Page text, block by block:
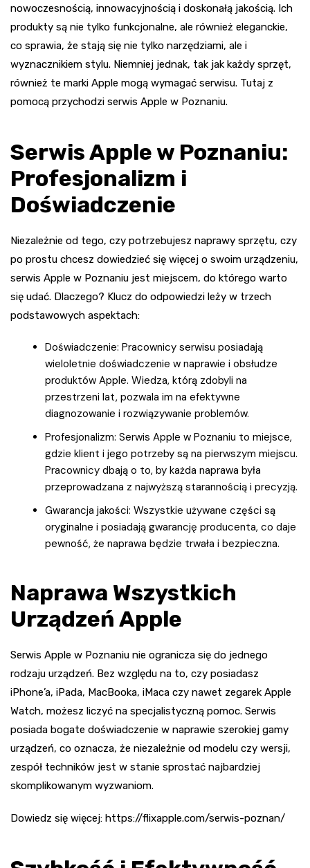
nowoczesnością, innowacyjnością i doskonałą jakością. Ich
produkty są nie tylko funkcjonalne, ale również eleganckie,
co sprawia, że stają się nie tylko narzędziami, ale i
wyznacznikiem stylu. Niemniej jednak, tak jak każdy sprzęt,
również te marki Apple mogą wymagać serwisu. Tutaj z
pomocą przychodzi serwis Apple w Poznaniu.
Serwis Apple w Poznaniu:
Profesjonalizm i
Doświadczenie
Niezależnie od tego, czy potrzebujesz naprawy sprzętu, czy
po prostu chcesz dowiedzieć się więcej o swoim urządzeniu,
serwis Apple w Poznaniu jest miejscem, do którego warto
się udać. Dlaczego? Klucz do odpowiedzi leży w trzech
podstawowych aspektach:
Doświadczenie: Pracownicy serwisu posiadają
wieloletnie doświadczenie w naprawie i obsłudze
produktów Apple. Wiedza, którą zdobyli na
przestrzeni lat, pozwala im na efektywne
diagnozowanie i rozwiązywanie problemów.
Profesjonalizm: Serwis Apple w Poznaniu to miejsce,
gdzie klient i jego potrzeby są na pierwszym miejscu.
Pracownicy dbają o to, by każda naprawa była
przeprowadzana z najwyższą starannością i precyzją.
Gwarancja jakości: Wszystkie używane części są
oryginalne i posiadają gwarancję producenta, co daje
pewność, że naprawa będzie trwała i bezpieczna.
Naprawa Wszystkich
Urządzeń Apple
Serwis Apple w Poznaniu nie ogranicza się do jednego
rodzaju urządzeń. Bez względu na to, czy posiadasz
iPhone’a, iPada, MacBooka, iMaca czy nawet zegarek Apple
Watch, możesz liczyć na specjalistyczną pomoc. Serwis
posiada bogate doświadczenie w naprawie szerokiej gamy
urządzeń, co oznacza, że niezależnie od modelu czy wersji,
zespół techników jest w stanie sprostać najbardziej
skomplikowanym wyzwaniom.
Dowiedz się więcej: https://flixapple.com/serwis-poznan/